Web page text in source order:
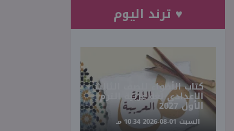
♥ ترند اليوم
كتاب الأضواء للصف الثالث
الإعدادي لغة عربية الترم
الأول 2027
السبت 01-08-2026 10:34 مـ